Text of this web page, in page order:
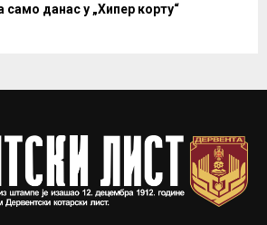
само данас у „Хипер корту“